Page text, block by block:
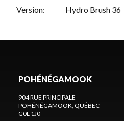
Version: Hydro Brush 36
POHÉNÉGAMOOK
904 RUE PRINCIPALE
POHÉNÉGAMOOK, QUÉBEC
G0L 1J0